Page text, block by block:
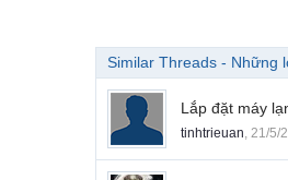
Similar Threads - Những
Lắp đặt máy
tinhtrieuan, 21/5/